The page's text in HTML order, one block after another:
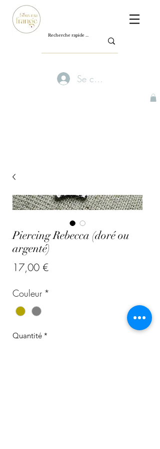
Se connecter
Piercing Rebecca (doré ou
argenté)
17,00 €Prix
Couleur *
Quantité *